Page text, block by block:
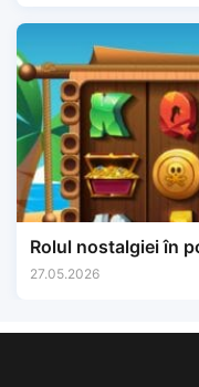
Rolul nostalgiei în
27.05.2026